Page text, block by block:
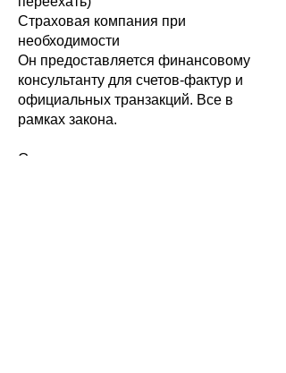
Страховая компания при
необходимости
Он предоставляется финансовому
консультанту для счетов-фактур и
официальных транзакций. Все в
рамках закона.
Она не передается сторонним